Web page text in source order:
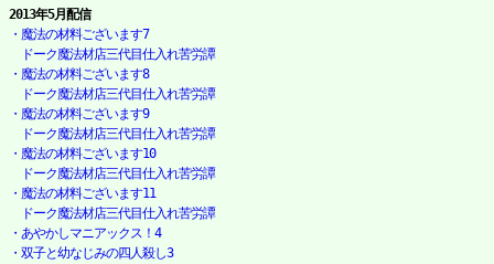
2013年5月配信
・魔法の材料ございます7
ドーク魔法材店三代目仕入れ苦労譚
・魔法の材料ございます8
ドーク魔法材店三代目仕入れ苦労譚
・魔法の材料ございます9
ドーク魔法材店三代目仕入れ苦労譚
・魔法の材料ございます10
ドーク魔法材店三代目仕入れ苦労譚
・魔法の材料ございます11
ドーク魔法材店三代目仕入れ苦労譚
・あやかしマニアックス！4
・双子と幼なじみの四人殺し3